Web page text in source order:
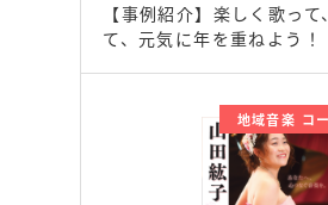
【事例紹介】楽しく歌っ
て、元気に年を重ねよう！
地域音楽 コ